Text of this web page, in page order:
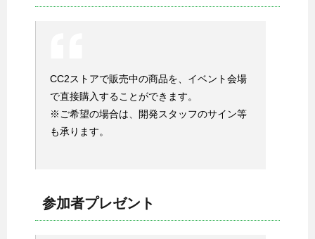
CC2ストアで販売中の商品を、イベント会場
で直接購入することができます。
※ご希望の場合は、開発スタッフのサイン等
も承ります。
参加者プレゼント